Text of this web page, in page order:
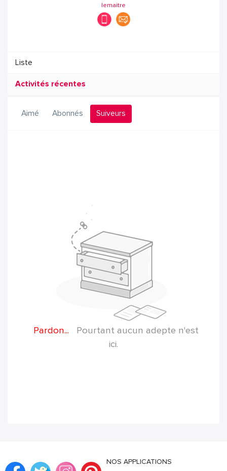
lemaitre
Liste
Activités récentes
Aimé Abonnés Suiveurs
Pardon...
Pourtant aucun adepte n'est
ici.
NOS APPLICATIONS